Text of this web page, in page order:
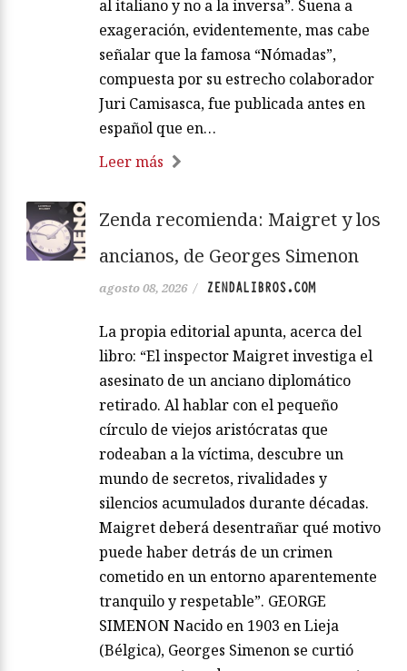
al italiano y no a la inversa”. Suena a
exageración, evidentemente, mas cabe
señalar que la famosa “Nómadas”,
compuesta por su estrecho colaborador
Juri Camisasca, fue publicada antes en
español que en…
Leer más
Zenda recomienda: Maigret y los
ancianos, de Georges Simenon
agosto 08, 2026 / ZENDALIBROS.COM
La propia editorial apunta, acerca del
libro: “El inspector Maigret investiga el
asesinato de un anciano diplomático
retirado. Al hablar con el pequeño
círculo de viejos aristócratas que
rodeaban a la víctima, descubre un
mundo de secretos, rivalidades y
silencios acumulados durante décadas.
Maigret deberá desentrañar qué motivo
puede haber detrás de un crimen
cometido en un entorno aparentemente
tranquilo y respetable”. GEORGE
SIMENON Nacido en 1903 en Lieja
(Bélgica), Georges Simenon se curtió